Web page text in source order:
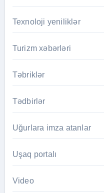
Texnoloji yeniliklər
Turizm xəbərləri
Təbriklər
Tədbirlər
Uğurlara imza atanlar
Uşaq portalı
Video